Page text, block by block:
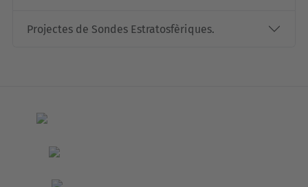
Projectes de Sondes Estratosfèriques.